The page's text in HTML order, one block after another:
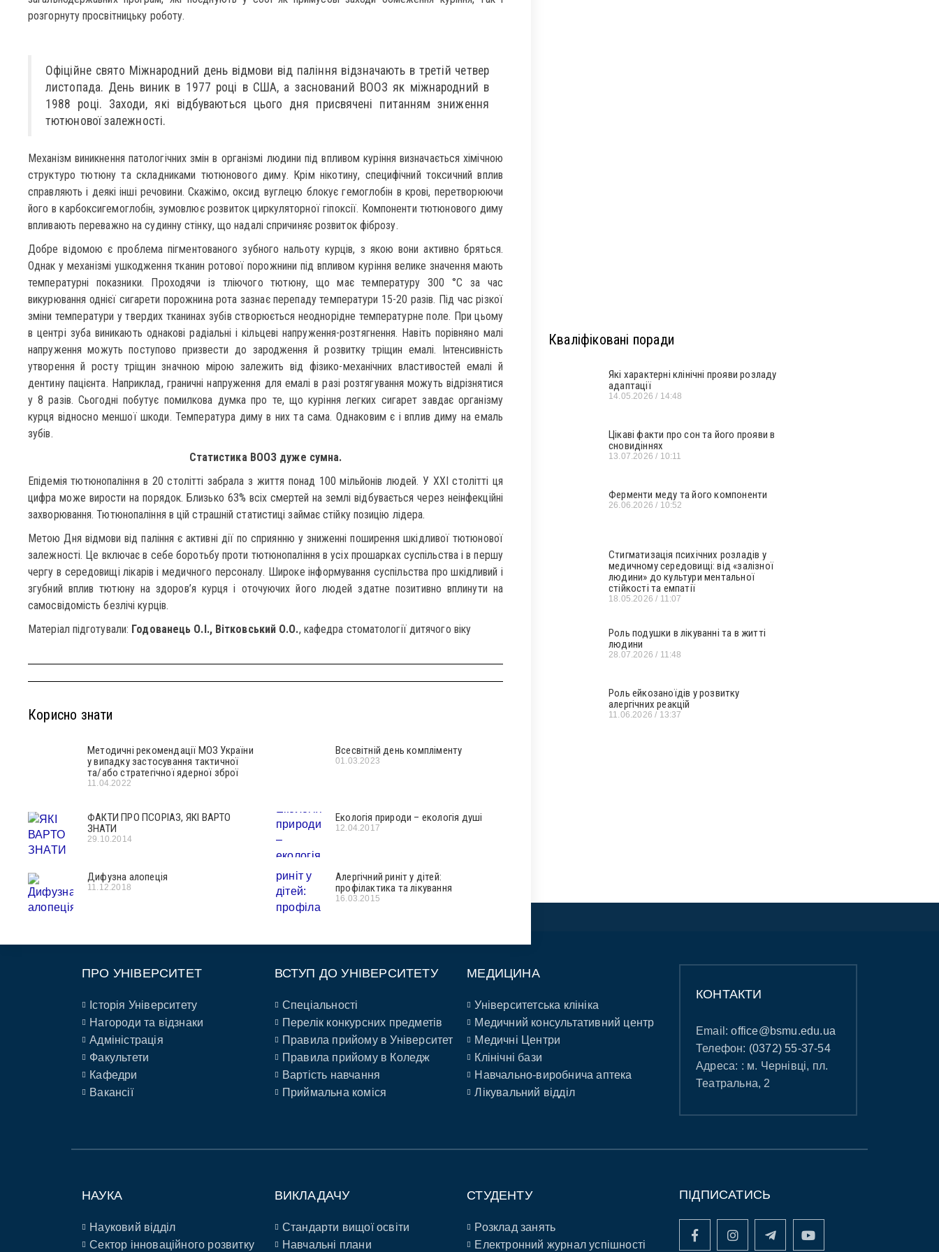
розгорнуту просвітницьку роботу.
Офіційне свято Міжнародний день відмови від паління відзначають в третій четвер
листопада. День виник в 1977 році в США, а заснований ВООЗ як міжнародний в
1988 році. Заходи, які відбуваються цього дня присвячені питанням зниження
тютюнової залежності.
Механізм виникнення патологічних змін в організмі людини під впливом куріння визначається хімічною
структуро тютюну та складниками тютюнового диму. Крім нікотину, специфічний токсичний вплив
справляють і деякі інші речовини. Скажімо, оксид вуглецю блокує гемоглобін в крові, перетворюючи
його в карбоксигемоглобін, зумовлює розвиток циркуляторної гіпоксії. Компоненти тютюнового диму
впливають переважно на судинну стінку, що надалі спричиняє розвиток фіброзу.
Добре відомою є проблема пігментованого зубного нальоту курців, з якою вони активно бряться.
Однак у механізмі ушкодження тканин ротової порожнини під впливом куріння велике значення мають
температурні показники. Проходячи із тліючого тютюну, що має температуру 300 °С за час
викурювання однієї сигарети порожнина рота зазнає перепаду температури 15-20 разів. Під час різкої
зміни температури у твердих тканинах зубів створюється неоднорідне температурне поле. При цьому
в центрі зуба виникають однакові радіальні і кільцеві напруження-розтягнення. Навіть порівняно малі
напруження можуть поступово призвести до зародження й розвитку тріщин емалі. Інтенсивність
утворення й росту тріщин значною мірою залежить від фізико-механічних властивостей емалі й
дентину пацієнта. Наприклад, граничні напруження для емалі в разі розтягування можуть відрізнятися
у 8 разів. Сьогодні побутує помилкова думка про те, що куріння легких сигарет завдає організму
курця відносно меншої шкоди. Температура диму в них та сама. Однаковим є і вплив диму на емаль
зубів.
Статистика ВООЗ дуже сумна.
Епідемія тютюнопаління в 20 столітті забрала з життя понад 100 мільйонів людей. У XXI столітті ця
цифра може вирости на порядок. Близько 63% всіх смертей на землі відбувається через неінфекційні
захворювання. Тютюнопаління в цій страшній статистиці займає стійку позицію лідера.
Метою Дня відмови від паління є активні дії по сприянню у зниженні поширення шкідливої тютюнової
залежності. Це включає в себе боротьбу проти тютюнопаління в усіх прошарках суспільства і в першу
чергу в середовищі лікарів і медичного персоналу. Широке інформування суспільства про шкідливий і
згубний вплив тютюну на здоров’я курця і оточуючих його людей здатне позитивно вплинути на
самосвідомість безлічі курців.
Матеріал підготували: Годованець О.І., Вітковський О.О., кафедра стоматології дитячого віку
Корисно знати
Методичні рекомендації МОЗ України
у випадку застосування тактичної
та/або стратегічної ядерної зброї
11.04.2022
Всесвітній день компліменту
01.03.2023
ФАКТИ ПРО ПСОРІАЗ, ЯКІ ВАРТО
ЗНАТИ
29.10.2014
Екологія природи – екологія душі
12.04.2017
Дифузна алопеція
11.12.2018
Алергічний риніт у дітей:
профілактика та лікування
16.03.2015
Кваліфіковані поради
Які характерні клінічні прояви розладу
адаптації
14.05.2026 14:48
Цікаві факти про сон та його прояви в
сновидіннях
13.07.2026 10:11
Ферменти меду та його компоненти
26.06.2026 10:52
Стигматизація психічних розладів у
медичному середовищі: від «залізної
людини» до культури ментальної
стійкості та емпатії
18.05.2026 11:07
Роль подушки в лікуванні та в житті
людини
28.07.2026 11:48
Роль ейкозаноїдів у розвитку
алергічних реакцій
11.06.2026 13:37
ПРО УНІВЕРСИТЕТ
Історія Університету
Нагороди та відзнаки
Адміністрація
Факультети
Кафедри
Вакансії
ВСТУП ДО УНІВЕРСИТЕТУ
Спеціальності
Перелік конкурсних предметів
Правила прийому в Університет
Правила прийому в Коледж
Вартість навчання
Приймальна коміся
МЕДИЦИНА
Університетська клініка
Медичний консультативний центр
Медичні Центри
Клінічні бази
Навчально-виробнича аптека
Лікувальний відділ
КОНТАКТИ
Email:office@bsmu.edu.ua
Телефон: (0372) 55-37-54
Адреса: : м. Чернівці, пл.
Театральна, 2
НАУКА
Науковий відділ
Сектор інноваційного розвитку
ВИКЛАДАЧУ
Стандарти вищої освіти
Навчальні плани
СТУДЕНТУ
Розклад занять
Електронний журнал успішності
ПІДПИСАТИСЬ